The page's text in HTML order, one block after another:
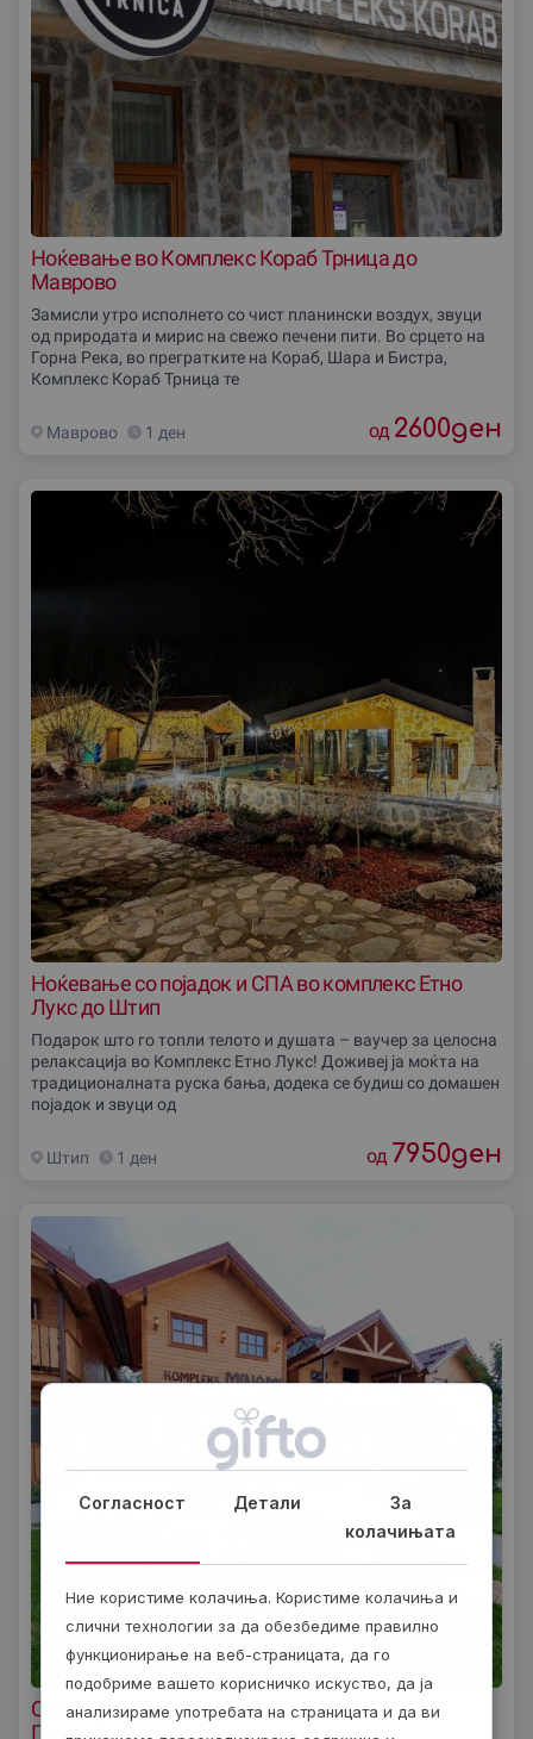
Ноќевање во Комплекс Кораб Трница до
Маврово
Замисли утро исполнето со чист планински воздух, звуци
од природата и мирис на свежо печени пити. Во срцето на
Горна Река, во прегратките на Кораб, Шара и Бистра,
Комплекс Кораб Трница те
Маврово 1 ден од 2600ден
Ноќевање со појадок и СПА во комплекс Етно
Лукс до Штип
Подарок што го топли телото и душата – ваучер за целосна
релаксација во Комплекс Етно Лукс! Доживеј ја моќта на
традиционалната руска бања, додека се будиш со домашен
појадок и звуци од
Штип 1 ден од 7950ден
Сместување во комплексот Минами во село
Горно Коњско до Охрид
Согласност Детали
За
колачињата
Ние користиме колачиња. Користиме колачиња и
слични технологии за да обезбедиме правилно
функционирање на веб-страницата, да го
подобриме вашето корисничко искуство, да ја
анализираме употребата на страницата и да ви